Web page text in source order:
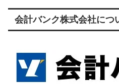
会計バンク株式会社につ